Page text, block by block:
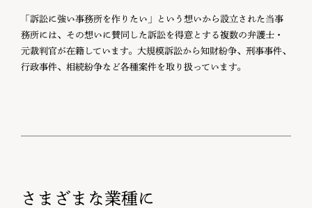
「訴訟に強い事務所を作りたい」という想いから設立された当事
務所には、その想いに賛同した訴訟を得意とする複数の弁護士・
元裁判官が在籍しています。大規模訴訟から知財紛争、刑事事件、
行政事件、相続紛争など各種案件を取り扱っています。
さまざまな業種に